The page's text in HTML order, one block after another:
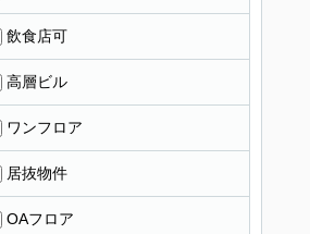
飲食店可
高層ビル
ワンフロア
居抜物件
OAフロア